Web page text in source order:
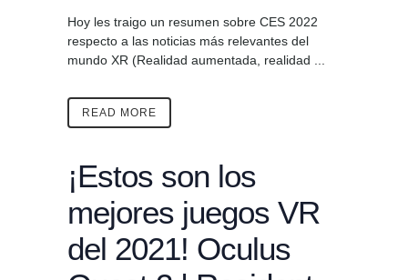
Hoy les traigo un resumen sobre CES 2022
respecto a las noticias más relevantes del
mundo XR (Realidad aumentada, realidad ...
READ MORE
¡Estos son los
mejores juegos VR
del 2021! Oculus